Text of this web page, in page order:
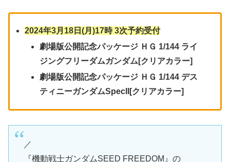
2024年3月18日(月)17時 3次予約受付
劇場版公開記念パッケージ ＨＧ 1/144 ライ
ジングフリーダムガンダム[クリアカラー]
劇場版公開記念パッケージ ＨＧ 1/144 デス
ティニーガンダムSpecII[クリアカラー]
／
『機動戦士ガンダムSEED FREEDOM』の